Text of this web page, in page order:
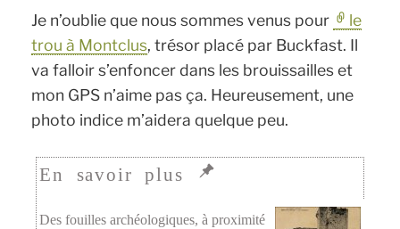
Je n’oublie que nous sommes venus pour
le
trou à Montclus, trésor placé par Buckfast. Il
va falloir s’enfoncer dans les brouissailles et
mon GPS n’aime pas ça. Heureusement, une
photo indice m’aidera quelque peu.
Des fouilles archéologiques, à proximité